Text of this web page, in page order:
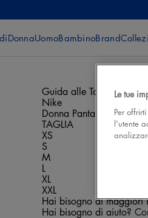
DonnaUomoBambinoBrand
Guida alle Taglie
Nike
Donna Pantaloni e short
TAGLIA
XS
S
M
L
XL
XXL
Hai bisogno di maggiori
Hai bisogno di aiuto?
Le tue
Per
l'utente